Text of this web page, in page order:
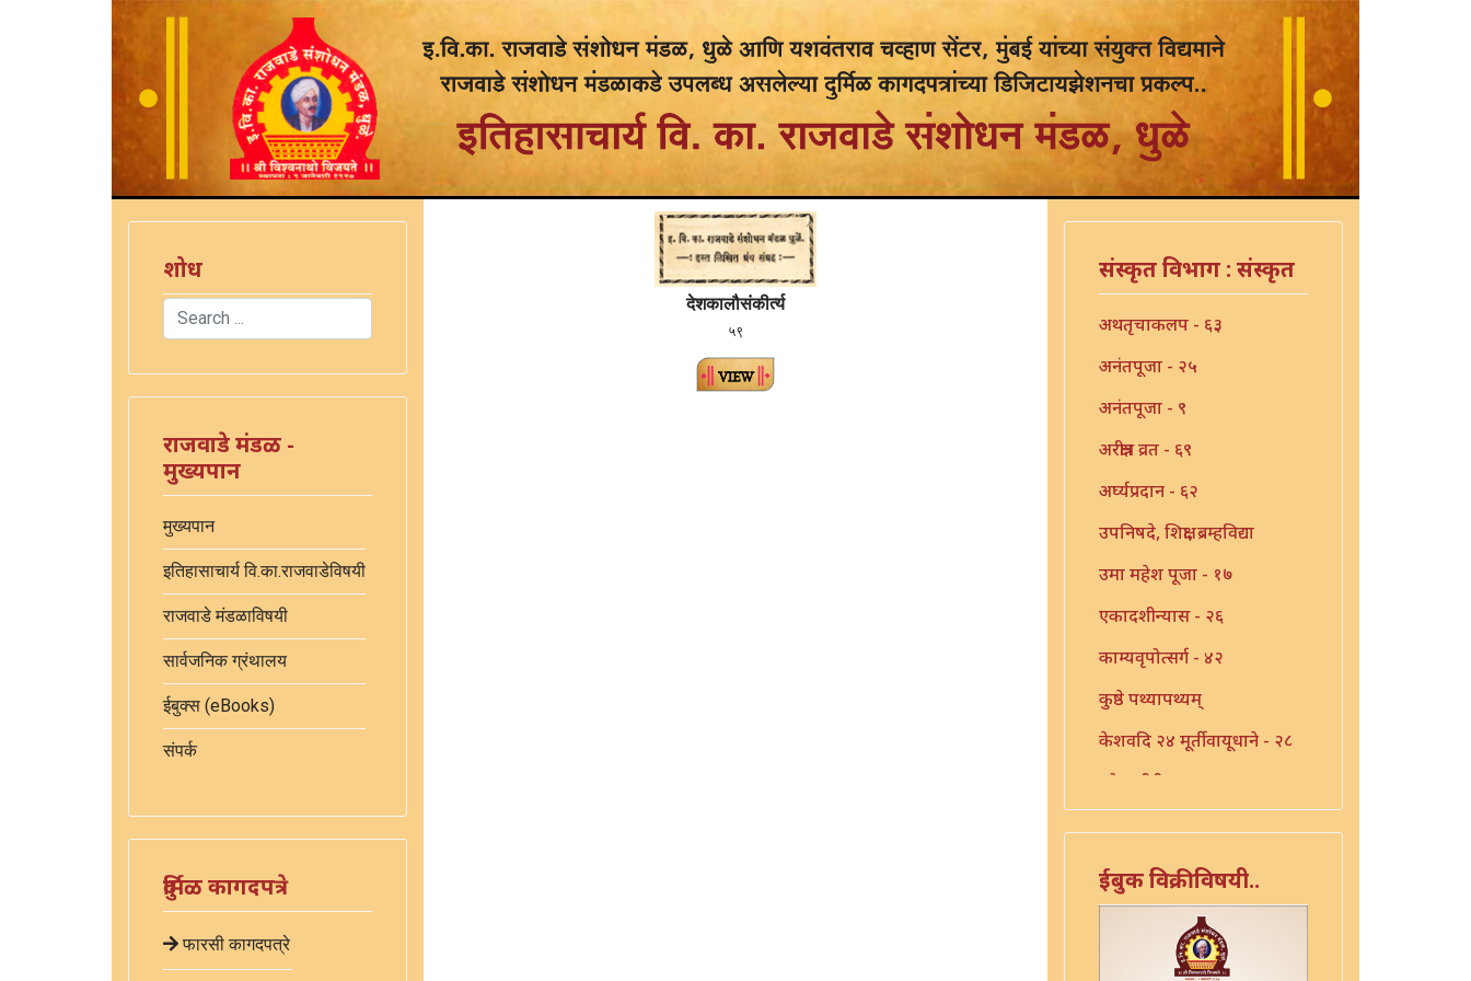
शोध
Search
राजवाडे मंडळ -
मुख्यपान
मुख्यपान
इतिहासाचार्य वि.का.राजवाडेविषयी
राजवाडे मंडळाविषयी
सार्वजनिक ग्रंथालय
ईबुक्स (eBooks)
संपर्क
दुर्मिळ कागदपत्रे
फारसी कागदपत्रे
देशकालौसंकीर्त्य
५९
संस्कृत विभाग : संस्कृत
अथतृचाकलप - ६३
अनंतपूजा - २५
अनंतपूजा - ९
अरक्षीत्र व्रत - ६९
अर्घ्यप्रदान - ६२
उपनिषदे, शिक्षा, ब्रम्हविद्या
उमा महेश पूजा - १७
एकादशीन्यास - २६
काम्यवृपोत्सर्ग - ४२
कुष्ठे पथ्यापथ्यम्
केशवदि २४ मूर्तीवायूधाने - २८
कोजागीरी पूजा - १८
गणपति पार्थिव पूजा - ५६
गुरुचिदंबराय - ३०
गुरोराधन - ८
ईबुक विक्रीविषयी..